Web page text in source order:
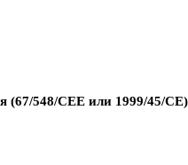
(67/548/CEE или 1999/45/